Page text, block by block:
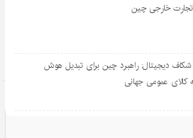
تجارت خارجی چین
شکاف دیجیتال: راهبرد چین برای تبدیل هوش
کالای عمومی جهانی